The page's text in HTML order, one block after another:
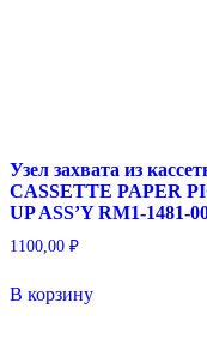
Узел захвата из
CASSETTE PAPER
UP ASS’Y RM1-1481-
1100,00 ₽
В корзину